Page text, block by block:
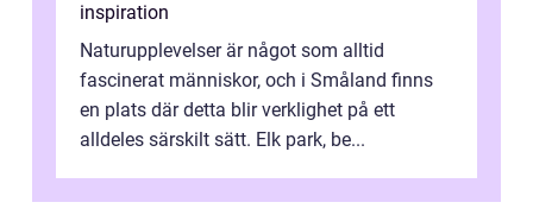
inspiration
Naturupplevelser är något som alltid
fascinerat människor, och i Småland finns
en plats där detta blir verklighet på ett
alldeles särskilt sätt. Elk park, be...